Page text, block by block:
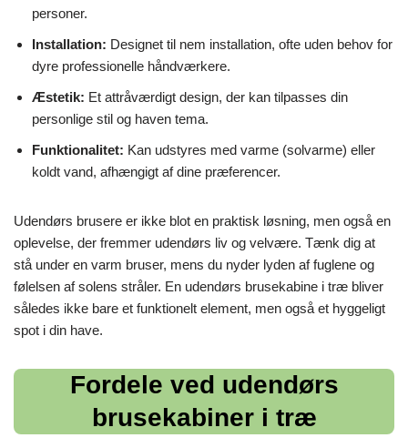
personer.
Installation: Designet til nem installation, ofte uden behov for
dyre professionelle håndværkere.
Æstetik: Et attråværdigt design, der kan tilpasses din
personlige stil og haven tema.
Funktionalitet: Kan udstyres med varme (solvarme) eller
koldt vand, afhængigt af dine præferencer.
Udendørs brusere er ikke blot en praktisk løsning, men også en
oplevelse, der fremmer udendørs liv og velvære. Tænk dig at
stå under en varm bruser, mens du nyder lyden af fuglene og
følelsen af solens stråler. En udendørs brusekabine i træ bliver
således ikke bare et funktionelt element, men også et hyggeligt
spot i din have.
Fordele ved udendørs
brusekabiner i træ